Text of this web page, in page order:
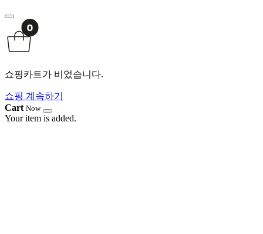
쇼핑카트가 비었습니다.
쇼핑 계속하기
Cart Now
Your item is added.